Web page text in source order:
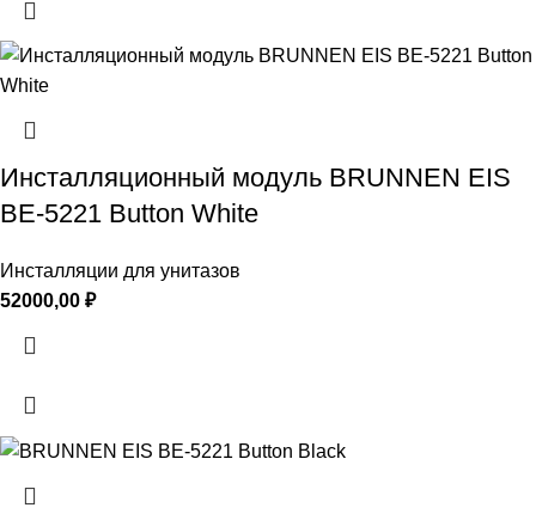
Инсталляционный модуль BRUNNEN EIS
BE-5221 Button White
Инсталляции для унитазов
52000,00 ₽